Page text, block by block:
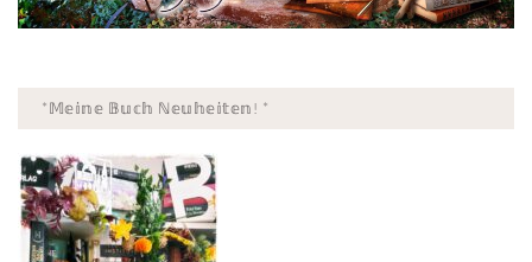
*𝕄𝕖𝕚𝕟𝕖 𝔹𝕦𝕔𝕙 ℕ𝕖𝕦𝕙𝕖𝕚𝕥𝕖𝕟! *